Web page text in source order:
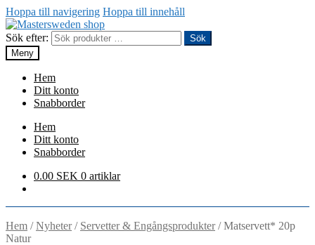
Hoppa till navigering Hoppa till innehåll
Sök efter:
Sök
Meny
Hem
Ditt konto
Snabborder
Hem
Ditt konto
Snabborder
0.00 SEK 0 artiklar
Hem /Nyheter/ Servetter & Engångsprodukter/Matservett* 20p
Natur